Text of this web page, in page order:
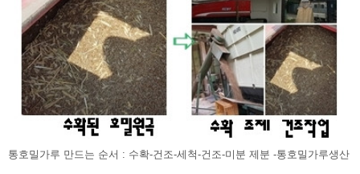
통호밀가루 만드는 순서 : 수확-건조-세척-건조-미분 제분 -통호밀가루생산